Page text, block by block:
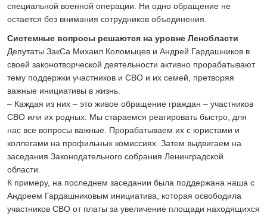
специальной военной операции. Ни одно обращение не
остается без внимания сотрудников объединения.
Системные вопросы решаются на уровне Ленобласти
Депутаты ЗакСа Михаил Коломыцев и Андрей Гардашников в
своей законотворческой деятельности активно прорабатывают
тему поддержки участников и СВО и их семей, претворяя
важные инициативы в жизнь.
– Каждая из них – это живое обращение граждан – участников
СВО или их родных. Мы стараемся реагировать быстро, для
нас все вопросы важные. Прорабатываем их с юристами и
коллегами на профильных комиссиях. Затем выдвигаем на
заседания Законодательного собрания Ленинградской
области.
К примеру, на последнем заседании была поддержана наша с
Андреем Гардашниковым инициатива, которая освободила
участников СВО от платы за увеличение площади находящихся